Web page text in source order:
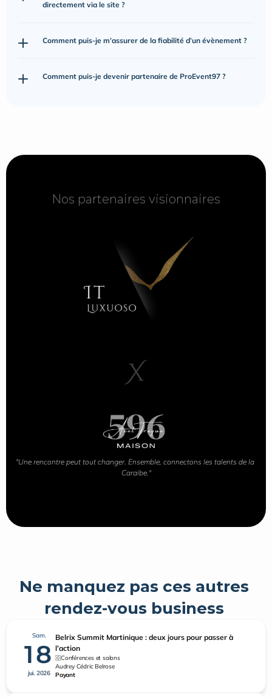
directement via le site ?
Comment puis-je m’assurer de la fiabilité d’un évènement ?
Comment puis-je devenir partenaire de ProEvent97 ?
Nos partenaires visionnaires
Nos partenaires visionnaires
X
"Une rencontre peut tout changer. Ensemble, connectons les talents de la
Caraïbe."
Ne manquez pas ces autres
rendez-vous business
Sam.
18
jui. 2026
Belrix Summit Martinique : deux jours pour passer à
l’action
Conférences et salons
Audrey Cédric Belrose
Payant